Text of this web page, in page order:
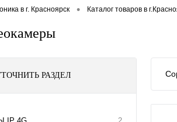
в г. Красноярск • Каталог товаров в
РАЗДЕЛ